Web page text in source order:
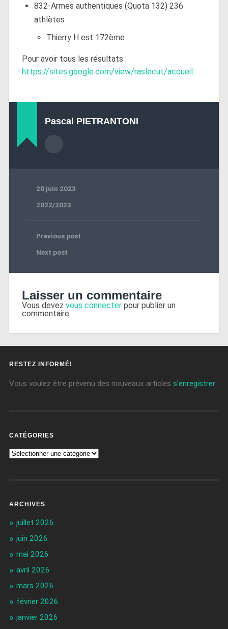
832-Armes authentiques (Quota 132) 236
athlètes
Thierry H est 172ème
Pour avoir tous les résultats :
https://sites.google.com/view/raslecut/accueil
Pascal PIETRANTONI
20 juin 2023
2022/2023
Previous post
Next post
Laisser un commentaire
Vous devez vous connecterpour publier un
commentaire.
RESTEZ INFORMÉ!
Vous voulez être prévenu des nouveaux articles s'enregistrer
CATÉGORIES
ARCHIVES
juillet 2026
juin 2026
mai 2026
avril 2026
mars 2026
février 2026
janvier 2026